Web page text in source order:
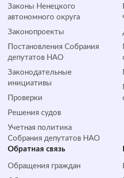
Законы Ненецкого
автономного округа
Законопроекты
Постановления Собрания
депутатов НАО
Законодательные
инициативы
Проверки
Решения судов
Учетная политика
Собрания депутатов НАО
Обратная cвязь
Обращения граждан